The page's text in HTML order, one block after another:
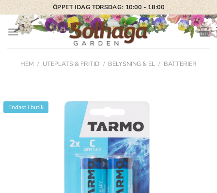
Skip
to
content
ÖPPET IDAG TORSDAG: 10:00 - 18:00
HEM / UTEPLATS & FRITID / BELYSNING & EL / BATTERIER
Endast i butik